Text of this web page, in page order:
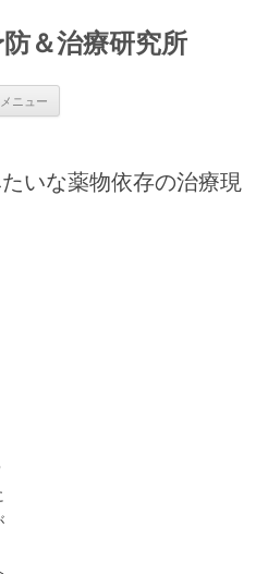
＆治療研究所
メニュー
いな薬物依存の治療現